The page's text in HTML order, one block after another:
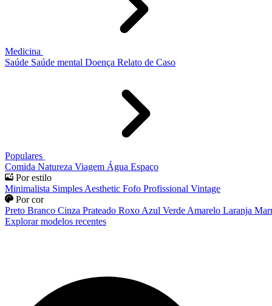
Medicina
Saúde Saúde mental Doença Relato de Caso
Populares
Comida Natureza Viagem Água Espaço
Por estilo
Minimalista Simples Aesthetic Fofo Profissional Vintage
Por cor
Preto Branco Cinza Prateado Roxo Azul Verde Amarelo Laranja
Explorar modelos recentes